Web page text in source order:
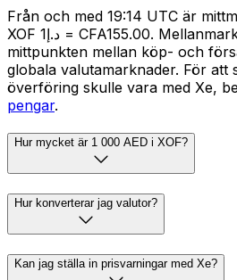
Från och med 19:14 UTC är
XOF د.إ1 = CFA155.00. Mellanmarknadskursen är
mittpunkten mellan köp- och
globala valutamarknader. För att
överföring skulle vara med Xe,
pengar.
Hur mycket är 1 000 AED i XOF?
Hur konverterar jag valutor?
Kan jag ställa in prisvarningar med Xe?